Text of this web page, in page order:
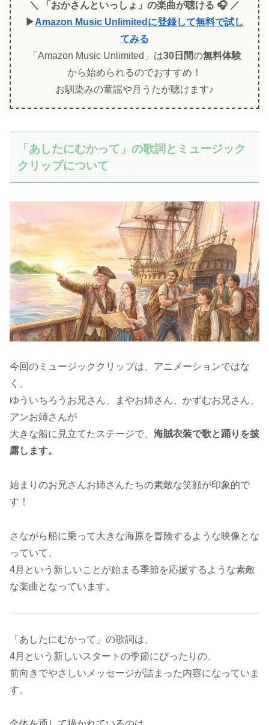
＼ 「おかさんといっしょ」の楽曲が聴ける 🎧 ／
▶Amazon Music Unlimitedに登録して無料で試し
てみる
「Amazon Music Unlimited」は30日間の無料体験
から始められるのでおすすめ！
お馴染みの童謡や月うたが聴けます♪
「あしたにむかって」の歌詞とミュージック
クリップについて
今回のミュージッククリップは、アニメーションではな
く、
ゆういちろうお兄さん、まやお姉さん、かずむお兄さん、
アンお姉さんが
大きな船に見立てたステージで、 海賊衣装で歌と踊りを披
露します。
始まりのお兄さんお姉さんたちの素敵な笑顔が印象的で
す！
さながら船に乗って大きな海原を冒険するような映像とな
っていて、
4月という新しいことが始まる季節を応援するような素敵
な楽曲となっています。
「あしたにむかって」の歌詞は、
4月という新しいスタートの季節にぴったりの、
前向きでやさしいメッセージが詰まった内容になっていま
す。